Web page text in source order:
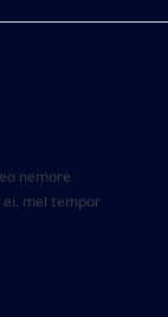
nemore
ei, mel tempor